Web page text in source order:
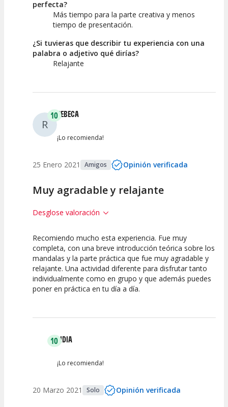
perfecta?
Más tiempo para la parte creativa y menos
tiempo de presentación.
¿Si tuvieras que describir tu experiencia con una
palabra o adjetivo qué dirías?
Relajante
R
10REBECA
¡Lo recomienda!
25 Enero 2021 Amigos Opinión verificada
Muy agradable y relajante
Desglose valoración
10
Calidad de la
Actividad
10
Atención del
Personal /
Guia
Recomiendo mucho esta experiencia. Fue muy
completa, con una breve introducción teórica sobre los
mandalas y la parte práctica que fue muy agradable y
relajante. Una actividad diferente para disfrutar tanto
individualmente como en grupo y que además puedes
poner en práctica en tu día a día.
10LIDIA
¡Lo recomienda!
20 Marzo 2021 Solo Opinión verificada